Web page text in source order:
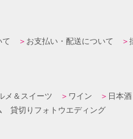
て お支払い・配送について
メ＆スイーツ ワイン 日本酒
貸切りフォトウエディング